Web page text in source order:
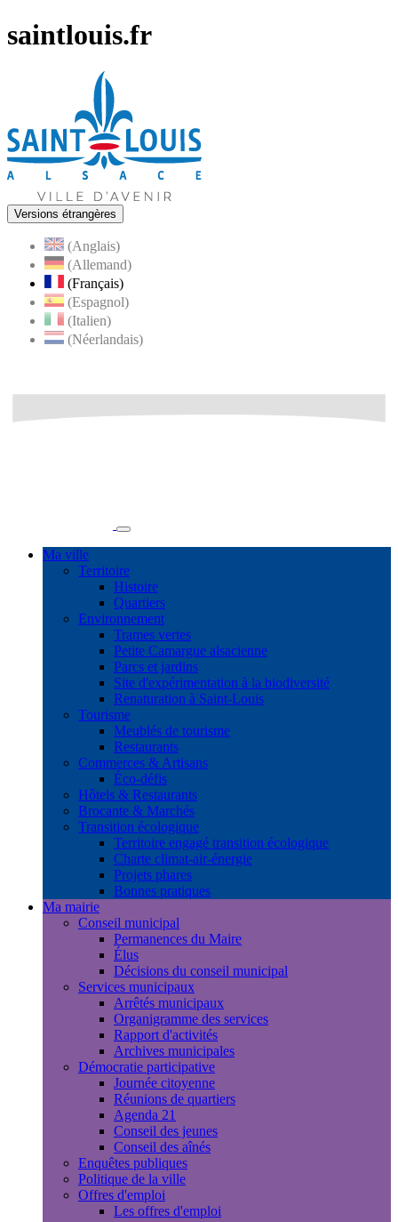
saintlouis.fr
Versions étrangères
(Anglais)
(Allemand)
(Français)
(Espagnol)
(Italien)
(Néerlandais)
Ma ville
Territoire
Histoire
Quartiers
Environnement
Trames vertes
Petite Camargue alsacienne
Parcs et jardins
Site d'expérimentation à la biodiversité
Renaturation à Saint-Louis
Tourisme
Meublés de tourisme
Restaurants
Commerces & Artisans
Éco-défis
Hôtels & Restaurants
Brocante & Marchés
Transition écologique
Territoire engagé transition écologique
Charte climat-air-énergie
Projets phares
Bonnes pratiques
Ma mairie
Conseil municipal
Permanences du Maire
Élus
Décisions du conseil municipal
Services municipaux
Arrêtés municipaux
Organigramme des services
Rapport d'activités
Archives municipales
Démocratie participative
Journée citoyenne
Réunions de quartiers
Agenda 21
Conseil des jeunes
Conseil des aînés
Enquêtes publiques
Politique de la ville
Offres d'emploi
Les offres d'emploi